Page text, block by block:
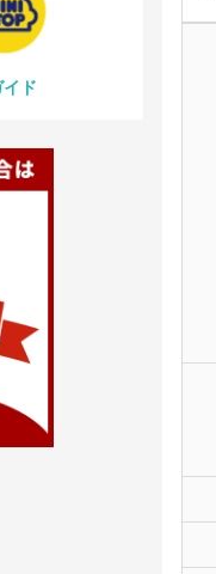
ド